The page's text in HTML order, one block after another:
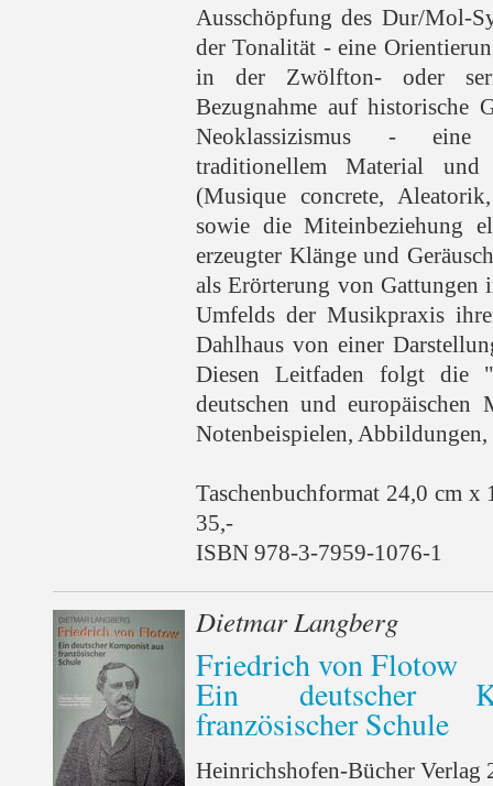
Ausschöpfung des Dur/Mol-
der Tonalität - eine
in der Zwölfton- oder
Bezugnahme auf historische
Neoklassizismus - eine
traditionellem Material und
(Musique concrete,
sowie die Miteinbeziehung
erzeugter Klänge und
als Erörterung von Gattungen
Umfelds der Musikpraxis
Dahlhaus von einer
Diesen Leitfaden folgt die
deutschen und
Notenbeispielen,
Taschenbuchformat 24,0 cm
35,-
ISBN 978-3-7959-1076-1
Dietmar Langberg
Friedrich von Flotow
Ein deutscher
französischer Schule
Heinrichshofen-Bücher Verlag